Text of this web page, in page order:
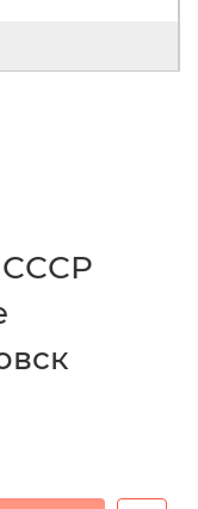
СССР